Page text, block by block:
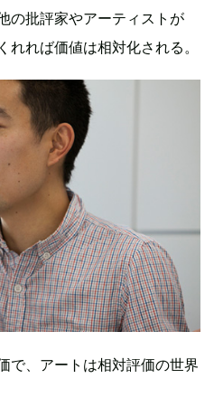
の批評家やアーティストが
れれば価値は相対化される。
、アートは相対評価の世界